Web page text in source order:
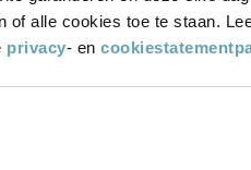
of alle cookies toe te staan.
privacy- en
stift, schroef, plaat, ronde
van 62 mm is
bevestigingen zijn